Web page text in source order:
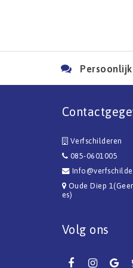
Verfschilderen
085-0601005
Oude Diep
es)
Volg ons